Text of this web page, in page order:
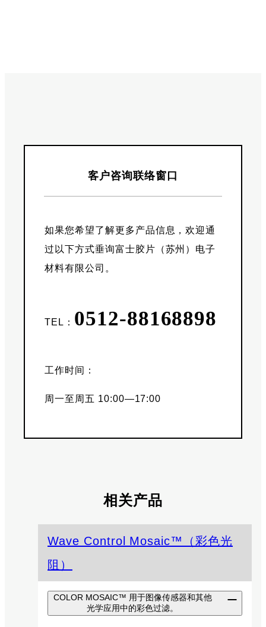
客户咨询联络窗口
如果您希望了解更多产品信息，欢迎通
过以下方式垂询富士胶片（苏州）电子
材料有限公司。
TEL： 0512-88168898
工作时间：
周一至周五 10:00—17:00
相关产品
Wave Control Mosaic™（彩色光
阻）
COLOR MOSAIC™ 用于图像传感器和其他
光学应用中的彩色过滤。